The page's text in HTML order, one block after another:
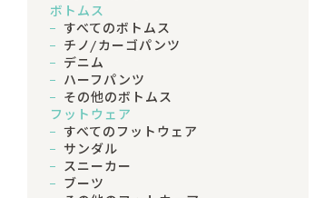
ボトムス
すべてのボトムス
チノ/カーゴパンツ
デニム
ハーフパンツ
その他のボトムス
フットウェア
すべてのフットウェア
サンダル
スニーカー
ブーツ